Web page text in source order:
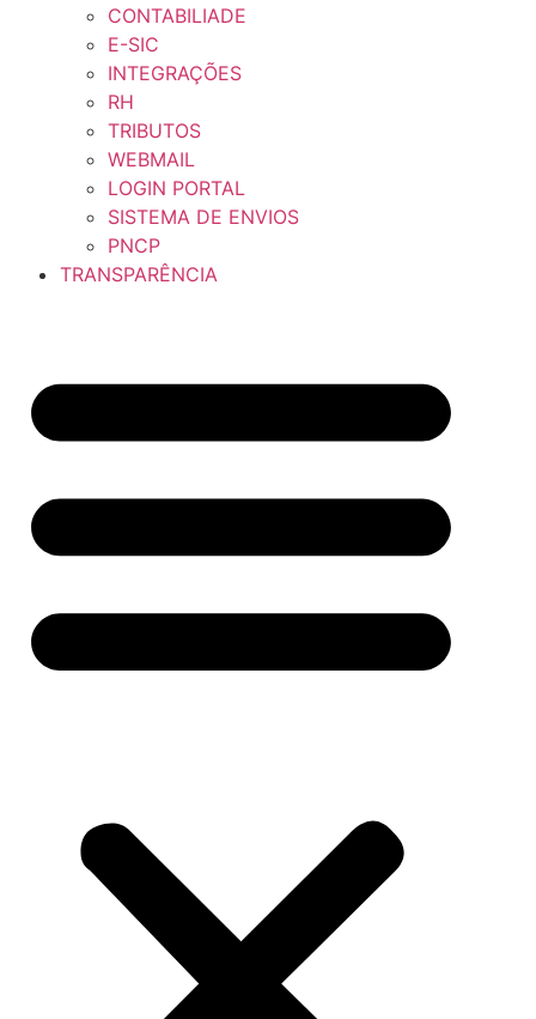
CONTABILIADE
E-SIC
INTEGRAÇÕES
RH
TRIBUTOS
WEBMAIL
LOGIN PORTAL
SISTEMA DE ENVIOS
PNCP
TRANSPARÊNCIA